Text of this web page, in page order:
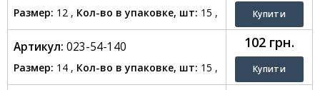
Размер: 12 , Кол-во в упаковке, шт: 15 ,
Артикул: 023-54-140
Размер: 14 , Кол-во в упаковке, шт: 15 ,
102 грн.